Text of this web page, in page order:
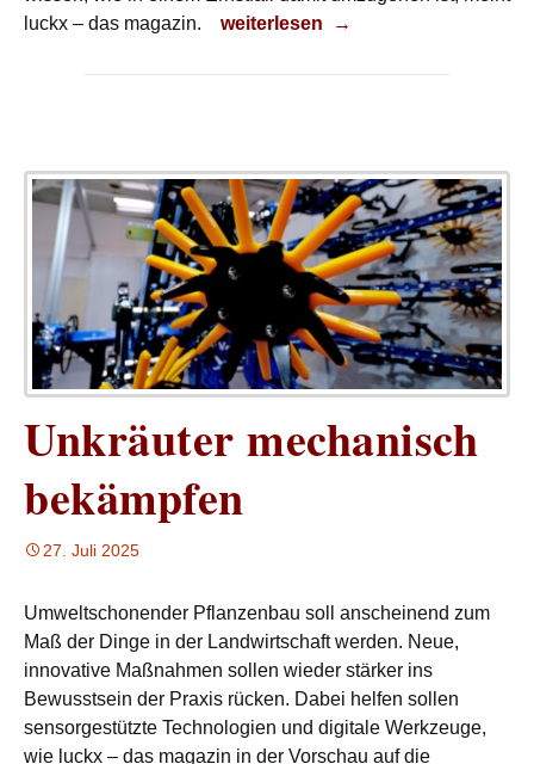
luckx – das magazin.
Erste Hilfe
weiterlesen →
Unkräuter mechanisch
bekämpfen
27. Juli 2025
Umweltschonender Pflanzenbau soll anscheinend zum
Maß der Dinge in der Landwirtschaft werden. Neue,
innovative Maßnahmen sollen wieder stärker ins
Bewusstsein der Praxis rücken. Dabei helfen sollen
sensorgestützte Technologien und digitale Werkzeuge,
wie luckx – das magazin in der Vorschau auf die